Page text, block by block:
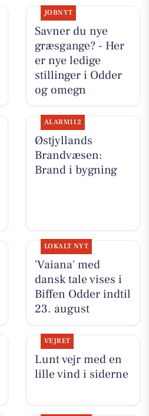
JOBNYT
Savner du nye
græsgange? - Her
er nye ledige
stillinger i Odder
og omegn
ALARM112
Østjyllands
Brandvæsen:
Brand i bygning
LOKALT NYT
'Vaiana' med
dansk tale vises i
Biffen Odder indtil
23. august
VEJRET
Lunt vejr med en
lille vind i siderne